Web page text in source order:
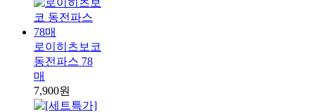
로이히츠보코
동전파스 78
매
7,900원